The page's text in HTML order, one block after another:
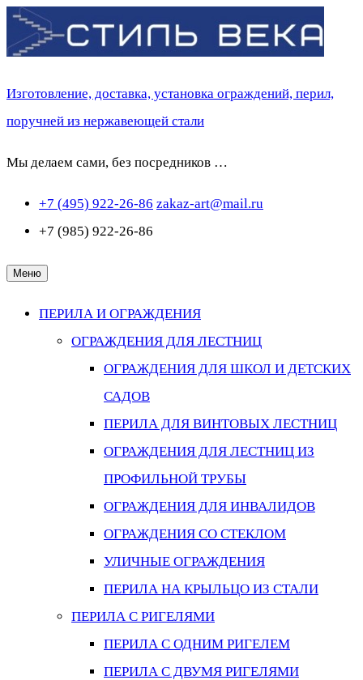
Перейти
к
Изготовление, доставка, установка ограждений, перил,
поручней из нержавеющей стали
Мы делаем сами, без посредников …
+7 (495) 922-26-86 zakaz-art@mail.ru
+7 (985) 922-26-86
Меню
ПЕРИЛА И ОГРАЖДЕНИЯ
ОГРАЖДЕНИЯ ДЛЯ ЛЕСТНИЦ
ОГРАЖДЕНИЯ ДЛЯ ШКОЛ И ДЕТСКИХ
САДОВ
ПЕРИЛА ДЛЯ ВИНТОВЫХ ЛЕСТНИЦ
ОГРАЖДЕНИЯ ДЛЯ ЛЕСТНИЦ ИЗ
ПРОФИЛЬНОЙ ТРУБЫ
ОГРАЖДЕНИЯ ДЛЯ ИНВАЛИДОВ
ОГРАЖДЕНИЯ СО СТЕКЛОМ
УЛИЧНЫЕ ОГРАЖДЕНИЯ
ПЕРИЛА НА КРЫЛЬЦО ИЗ СТАЛИ
ПЕРИЛА С РИГЕЛЯМИ
ПЕРИЛА С ОДНИМ РИГЕЛЕМ
ПЕРИЛА С ДВУМЯ РИГЕЛЯМИ